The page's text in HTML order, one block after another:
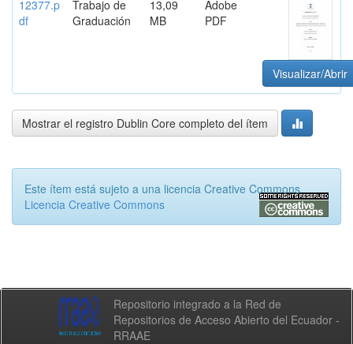
12377.p
df
Trabajo de
Graduación
13,09
MB
Adobe
PDF
Visualizar/Abrir
Mostrar el registro Dublin Core completo del ítem
Este ítem está sujeto a una licencia Creative Commons
Licencia Creative Commons
Repositorio integrado a la Red de
Repositorios de Acceso Abierto del Ecuador -
RRAAE